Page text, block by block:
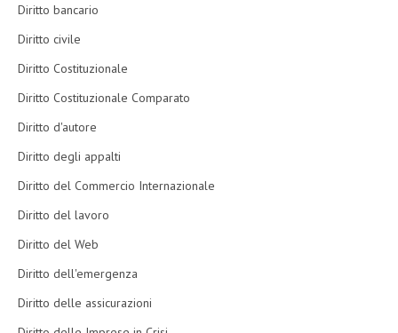
Diritto bancario
Diritto civile
Diritto Costituzionale
Diritto Costituzionale Comparato
Diritto d'autore
Diritto degli appalti
Diritto del Commercio Internazionale
Diritto del lavoro
Diritto del Web
Diritto dell'emergenza
Diritto delle assicurazioni